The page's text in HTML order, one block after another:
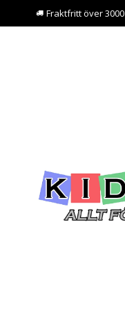
Fraktfritt över